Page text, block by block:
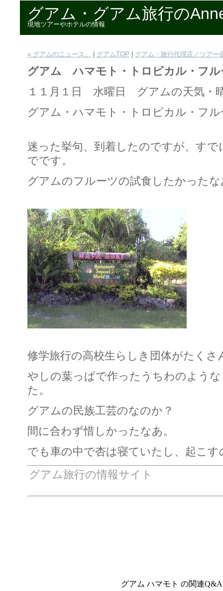
グアム・グアム旅行の
現地ツアーやホテルの情報
« グアムのニュース。 グアムTOP グアム・旅行代理店／ツアー
グアム ハマモト・トロピカル・フル
１１月１日 水曜日 グアムの天気・
グアム・ハマモト・トロピカル・フ
迷った挙句、到着したのですが、すで
でです。
グアムのフルーツの試食したかったな
修学旅行の高校生らしき団体がたくさ
やしの葉っぱで作ったうちわのよう
た。
グアムの民族工芸のなのか？
間に合わず惜しかったなあ。
でも車の中で杏は寝ていたし、起こ
グアム旅行の情報サイト
グアム ハマモト の関連